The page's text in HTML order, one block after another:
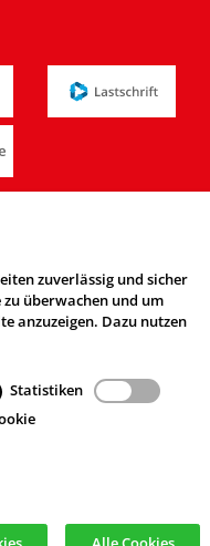
GmbH
zuverlässig und sicher
überwachen und um
anzuzeigen. Dazu nutzen
Statistiken